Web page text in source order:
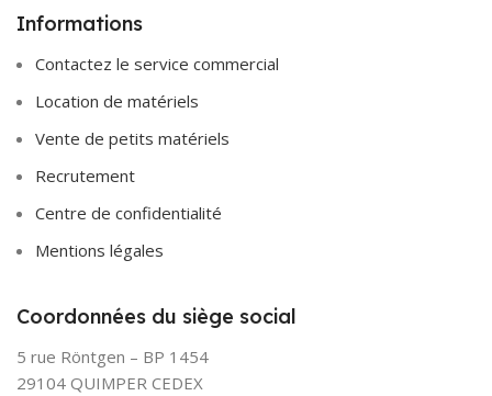
Informations
Contactez le service commercial
Location de matériels
Vente de petits matériels
Recrutement
Centre de confidentialité
Mentions légales
Coordonnées du siège social
5 rue Röntgen – BP 1454
29104 QUIMPER CEDEX